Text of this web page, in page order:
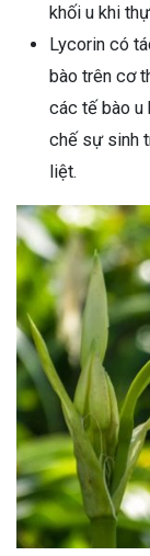
khối u khi
Lycorin có
bào trên cơ
các tế bào u
chế sự sinh
liệt.